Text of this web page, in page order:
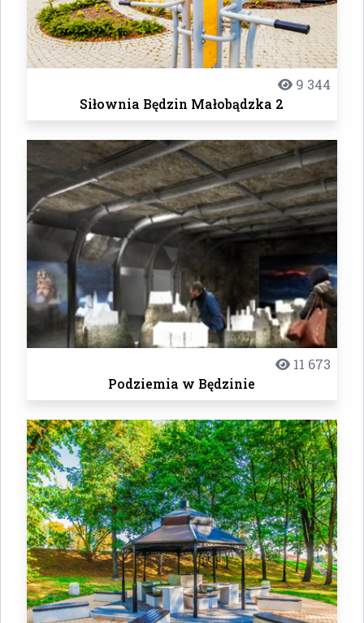
9 344
Siłownia Będzin Małobądzka 2
11 673
Podziemia w Będzinie